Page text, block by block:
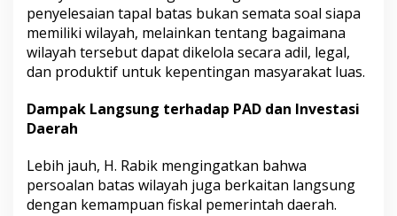
penyelesaian tapal batas bukan semata soal siapa
memiliki wilayah, melainkan tentang bagaimana
wilayah tersebut dapat dikelola secara adil, legal,
dan produktif untuk kepentingan masyarakat luas.
Dampak Langsung terhadap PAD dan Investasi
Daerah
Lebih jauh, H. Rabik mengingatkan bahwa
persoalan batas wilayah juga berkaitan langsung
dengan kemampuan fiskal pemerintah daerah.